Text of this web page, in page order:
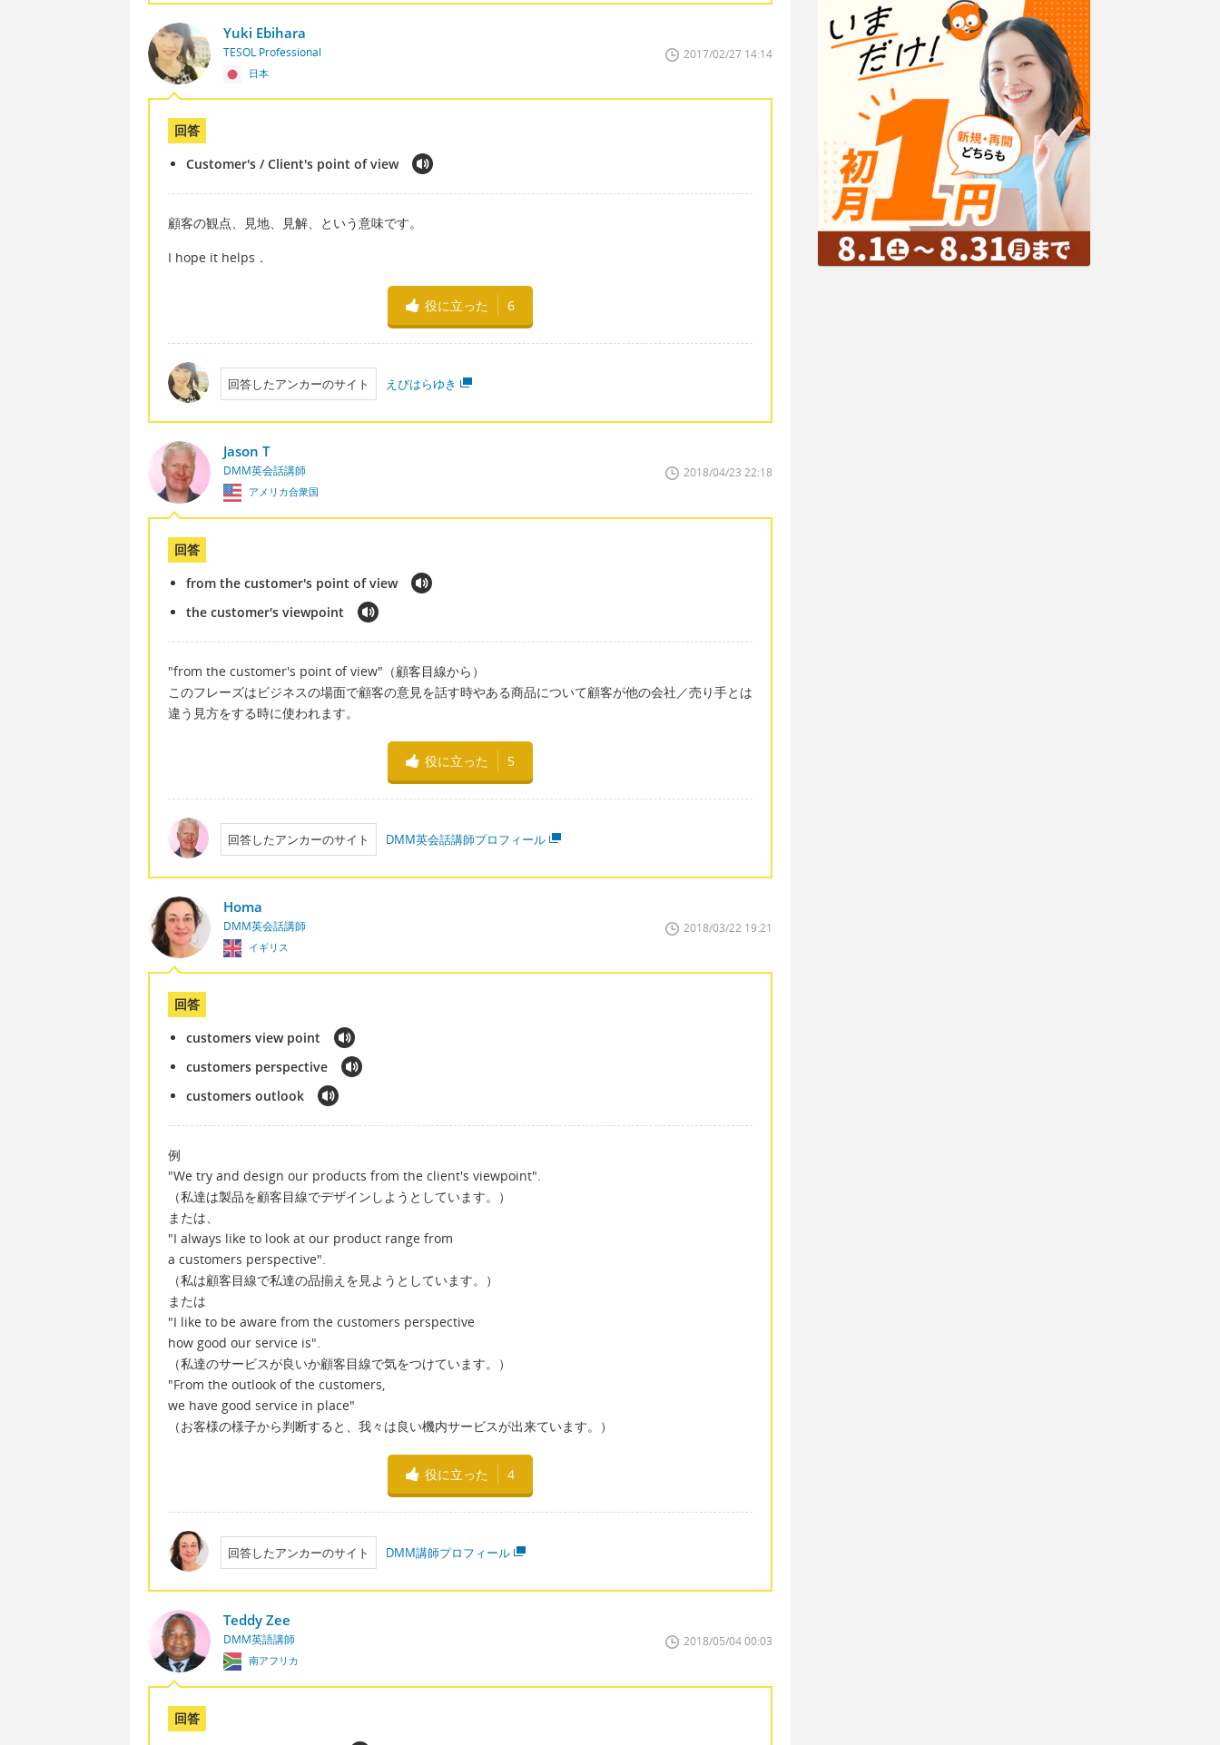
Yuki Ebihara
TESOL Professional
日本
2017/02/27 14:14
回答
Customer's / Client's point of view
顧客の観点、見地、見解、という意味です。
I hope it helps．
役に立った 6
回答したアンカーのサイト えびはらゆき
Jason T
DMM英会話講師
アメリカ合衆国
2018/04/23 22:18
回答
from the customer's point of view
the customer's viewpoint
"from the customer's point of view"（顧客目線から）
このフレーズはビジネスの場面で顧客の意見を話す時やある商品について顧客が他の会社／売り手とは
違う見方をする時に使われます。
役に立った 5
回答したアンカーのサイト DMM英会話講師プロフィール
Homa
DMM英会話講師
イギリス
2018/03/22 19:21
回答
customers view point
customers perspective
customers outlook
例
"We try and design our products from the client's viewpoint".
（私達は製品を顧客目線でデザインしようとしています。）
または、
"I always like to look at our product range from
a customers perspective".
（私は顧客目線で私達の品揃えを見ようとしています。）
または
"I like to be aware from the customers perspective
how good our service is".
（私達のサービスが良いか顧客目線で気をつけています。）
"From the outlook of the customers,
we have good service in place"
（お客様の様子から判断すると、我々は良い機内サービスが出来ています。）
役に立った 4
回答したアンカーのサイト DMM講師プロフィール
Teddy Zee
DMM英語講師
南アフリカ
2018/05/04 00:03
回答